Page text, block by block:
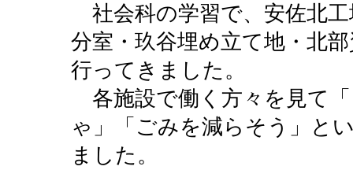
社会科の学習で、安佐北
分室・玖谷埋め立て地・北
行ってきました。
各施設で働く方々を見て
ゃ」「ごみを減らそう」と
ました。